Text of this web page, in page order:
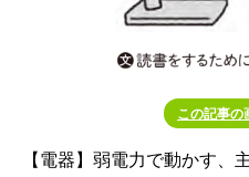
この記事の
【電器】弱電力で動かす、